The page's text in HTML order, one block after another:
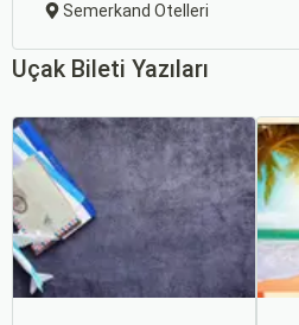
Semerkand Otelleri
Uçak Bileti Yazıları